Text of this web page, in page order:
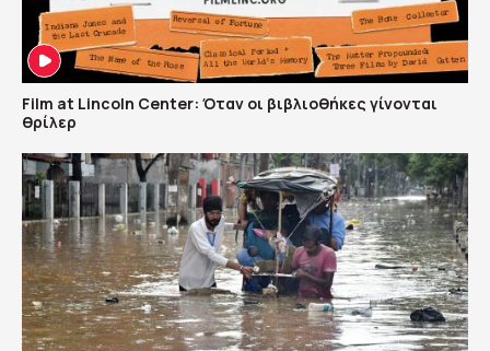
Film at Lincoln Center: Όταν οι βιβλιοθήκες γίνονται
θρίλερ